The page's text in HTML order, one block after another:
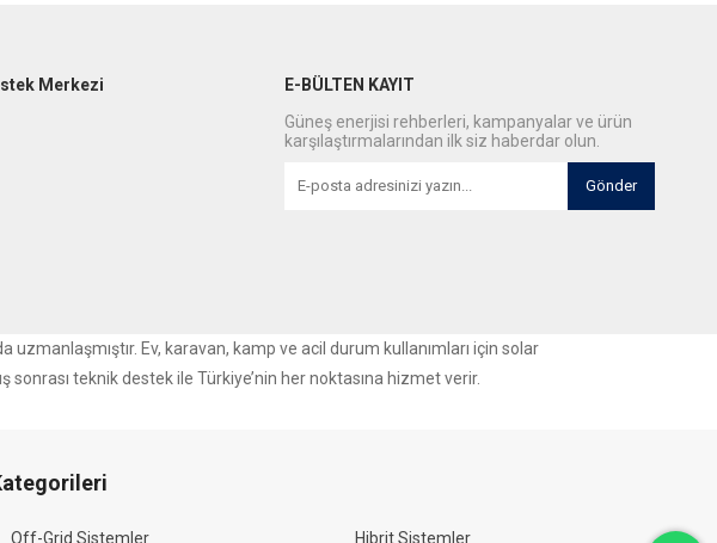
Merkezi
E-BÜLTEN KAYIT
Güneş enerjisi rehberleri, kampanyalar ve ürün
karşılaştırmalarından ilk siz haberdar olun.
Gönder
Ev, karavan, kamp ve acil durum kullanımları için solar
teknik destek ile Türkiye’nin her noktasına hizmet verir.
Off-Grid Sistemler Hibrit Sistemler